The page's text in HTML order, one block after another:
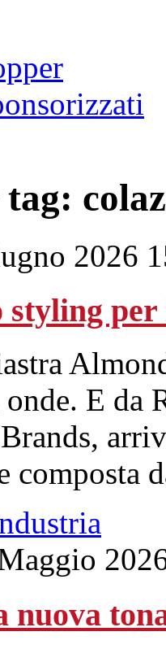
2026
styling per
E da
composta
nuova